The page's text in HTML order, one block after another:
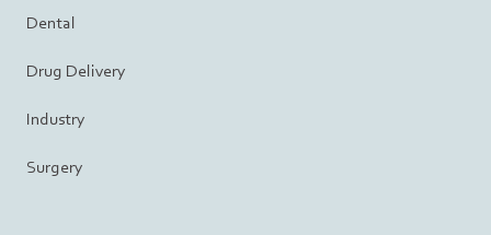
Dental
Drug Delivery
Industry
Surgery